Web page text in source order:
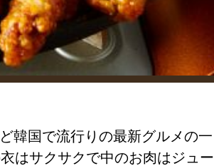
韓国で流行りの最新グルメの一
はサクサクで中のお肉はジュー